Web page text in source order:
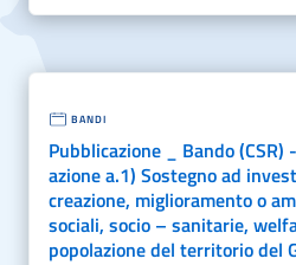
BANDI
Pubblicazione _ Bando
azione a.1) Sostegno ad
creazione, miglioramento o
sociali, socio – sanitarie,
popolazione del territorio del